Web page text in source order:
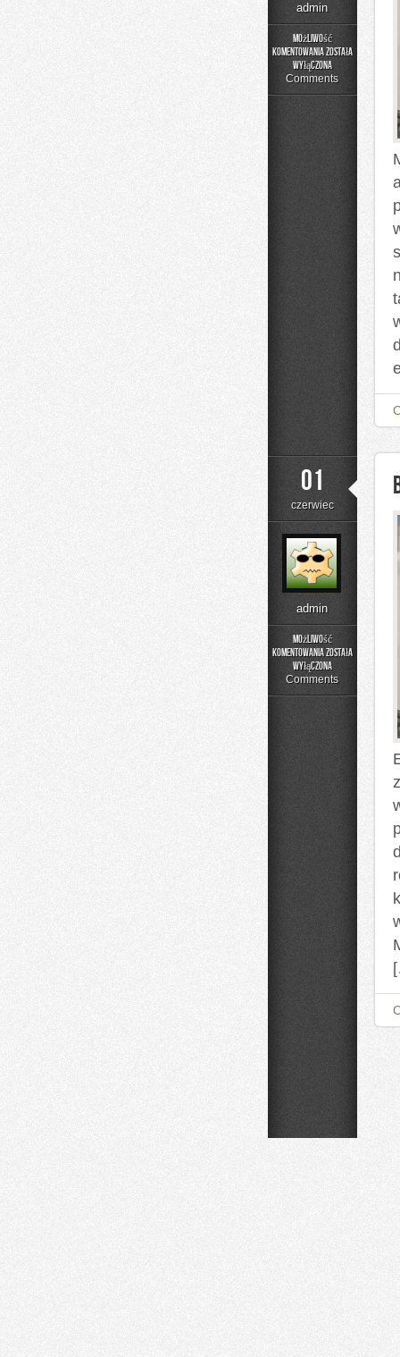
admin
Możliwość
komentowania
materiały
została
wyłączona
Comments
01
czerwiec
admin
Możliwość
komentowania
sportowe
została
wyłączona
Comments